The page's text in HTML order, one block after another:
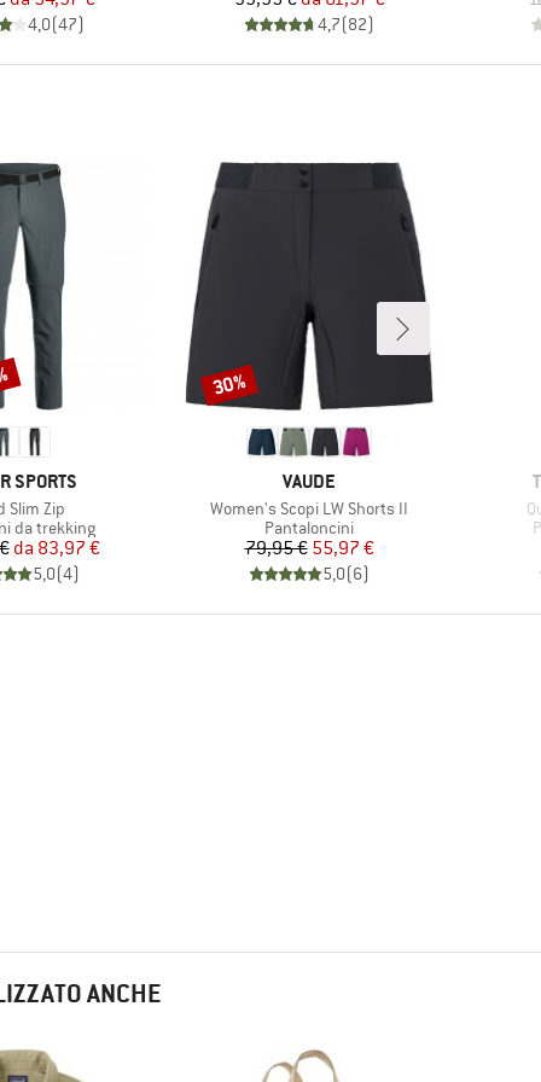
4,0(47) 4,7(82)
SPORTS
Slim Zip
prodotti
da trekking
Prezzo
Prezzo ridotto
da 83,97 €
5,0(4)
MARCHIO
VAUDE
Articolo
Women's Scopi LW Shorts II
Gruppo di prodotti
Pantaloncini
Prezzo
79,95 €Prezzo ridotto
55,97 €
5,0(6)
Sconto
30%
ANCHE